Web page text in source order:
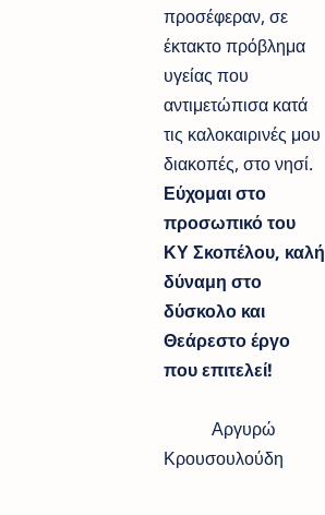
προσέφεραν, σε
έκτακτο πρόβλημα
υγείας που
αντιμετώπισα κατά
τις καλοκαιρινές μου
διακοπές, στο νησί.
Εύχομαι στο
προσωπικό του
ΚΥ Σκοπέλου, καλή
δύναμη στο
δύσκολο και
Θεάρεστο έργο
που επιτελεί!
Αργυρώ
Κρουσουλούδη